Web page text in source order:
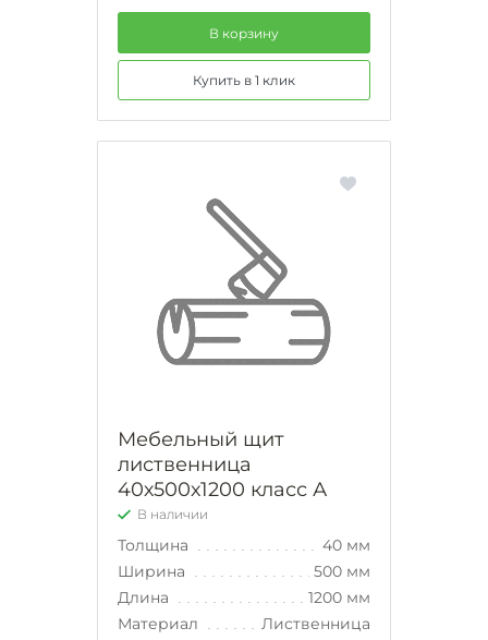
В корзину
Купить в 1 клик
Мебельный щит
лиственница
40х500х1200 класс А
В наличии
Толщина
40 мм
Ширина
500 мм
Длина
1200 мм
Материал
Лиственница